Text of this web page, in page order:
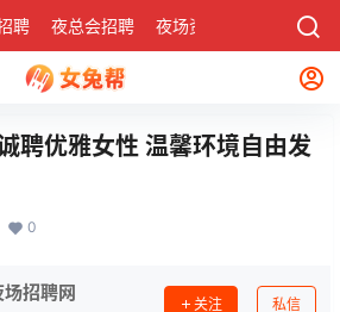
聘 夜总会招聘 夜场资讯 社区
聘优雅女性 温馨环境自由发
0
招聘网 关注 私信